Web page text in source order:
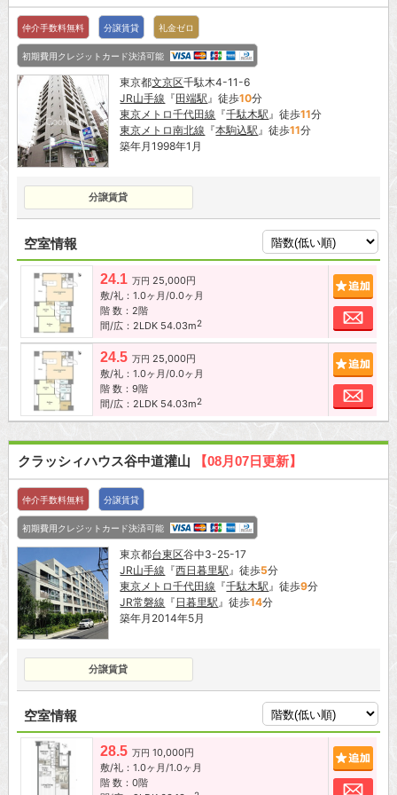
仲介手数料無料 分譲賃貸 礼金ゼロ
初期費用クレジットカード決済可能
東京都文京区千駄木4-11-6
JR山手線 『田端駅』徒歩10分
東京メトロ千代田線 『千駄木駅』徒歩11分
東京メトロ南北線 『本駒込駅』徒歩11分
築年月1998年1月
分譲賃貸
空室情報
24.1 万円 25,000円
敷/礼：1.0ヶ月/0.0ヶ月
階 数：2階
間/広：2LDK 54.03m2
お
24.5 万円 25,000円
敷/礼：1.0ヶ月/0.0ヶ月
階 数：9階
間/広：2LDK 54.03m2
お
クラッシィハウス谷中道灌山 【08月07日更新】
仲介手数料無料 分譲賃貸
初期費用クレジットカード決済可能
東京都台東区谷中3-25-17
JR山手線 『西日暮里駅』徒歩5分
東京メトロ千代田線 『千駄木駅』徒歩9分
JR常磐線 『 日暮里駅』徒歩14分
築年月2014年5月
分譲賃貸
空室情報
28.5 万円 10,000円
敷/礼：1.0ヶ月/1.0ヶ月
階 数：0階
お